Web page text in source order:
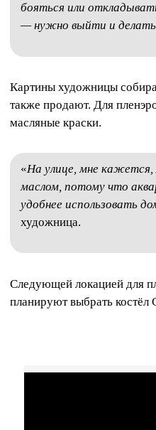
бояться или
— нужно выйти и делать
Картины художницы
также продают. Для
масляные краски.
«На улице, мне кажется,
маслом, потому что
удобнее использовать
художница.
Следующей локацией для
планируют выбрать костёл